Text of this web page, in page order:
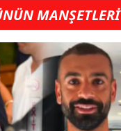
MANŞETLERİ